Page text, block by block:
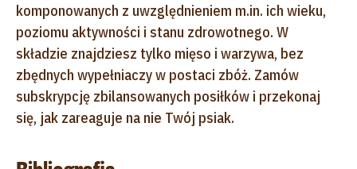
komponowanych z uwzględnieniem m.in. ich wieku,
poziomu aktywności i stanu zdrowotnego. W
składzie znajdziesz tylko mięso i warzywa, bez
zbędnych wypełniaczy w postaci zbóż. Zamów
subskrypcję zbilansowanych posiłków i przekonaj
się, jak zareaguje na nie Twój psiak.